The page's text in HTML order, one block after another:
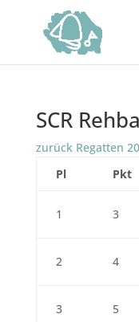
SCR
zurück Regatten
Pl
Pkt
1 3
2 4
3 5